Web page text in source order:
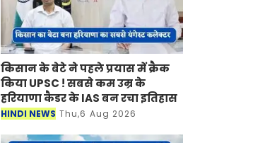
किसान के बेटे ने पहले प्रयास में क्रैक
किया UPSC ! सबसे कम उम्र के
हरियाणा कैडर के IAS बन रचा इतिहास
HINDI NEWS Thu,6 Aug 2026